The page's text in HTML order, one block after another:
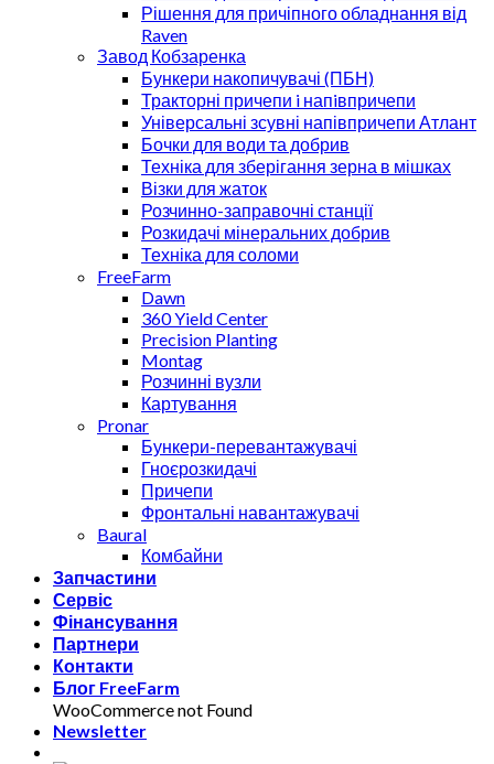
Рішення для причіпного обладнання від
Raven
Завод Кобзаренка
Бункери накопичувачі (ПБН)
Тракторні причепи i напiвпричепи
Універсальні зсувні напівпричепи Атлант
Бочки для води та добрив
Техніка для зберігання зерна в мішках
Візки для жаток
Розчинно-заправочні станції
Розкидачі мінеральних добрив
Техніка для соломи
FreeFarm
Dawn
360 Yield Center
Precision Planting
Montag
Розчинні вузли
Картування
Pronar
Бункери-перевантажувачі
Гноєрозкидачі
Причепи
Фронтальні навантажувачі
Baural
Комбайни
Запчастини
Сервіс
Фінансування
Партнери
Контакти
Блог FreeFarm
WooCommerce not Found
Newsletter